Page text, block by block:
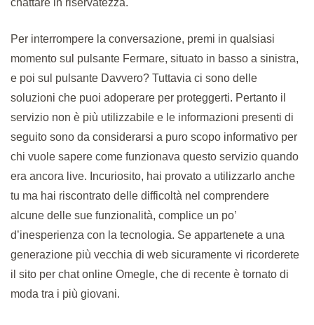
Per interrompere la conversazione, premi in qualsiasi
momento sul pulsante Fermare, situato in basso a sinistra,
e poi sul pulsante Davvero? Tuttavia ci sono delle
soluzioni che puoi adoperare per proteggerti. Pertanto il
servizio non è più utilizzabile e le informazioni presenti di
seguito sono da considerarsi a puro scopo informativo per
chi vuole sapere come funzionava questo servizio quando
era ancora live. Incuriosito, hai provato a utilizzarlo anche
tu ma hai riscontrato delle difficoltà nel comprendere
alcune delle sue funzionalità, complice un po’
d’inesperienza con la tecnologia. Se appartenete a una
generazione più vecchia di web sicuramente vi ricorderete
il sito per chat online Omegle, che di recente è tornato di
moda tra i più giovani.